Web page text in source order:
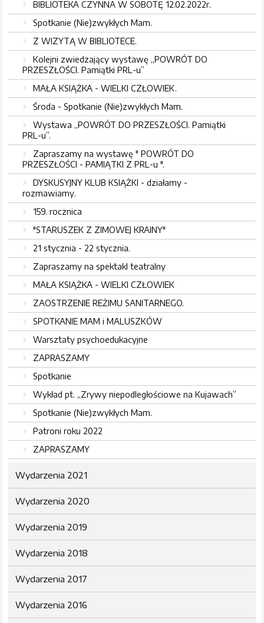
BIBLIOTEKA CZYNNA W SOBOTĘ 12.02.2022r.
Spotkanie (Nie)zwykłych Mam.
Z WIZYTĄ W BIBLIOTECE.
Kolejni zwiedzający wystawę „POWRÓT DO
PRZESZŁOŚCI. Pamiątki PRL-u”
MAŁA KSIĄŻKA - WIELKI CZŁOWIEK.
Środa - Spotkanie (Nie)zwykłych Mam.
Wystawa „POWRÓT DO PRZESZŁOŚCI. Pamiątki
PRL-u”.
Zapraszamy na wystawę " POWRÓT DO
PRZESZŁOŚCI - PAMIĄTKI Z PRL-u ".
DYSKUSYJNY KLUB KSIĄŻKI - działamy -
rozmawiamy.
159. rocznica
"STARUSZEK Z ZIMOWEJ KRAINY"
21 stycznia - 22 stycznia.
Zapraszamy na spektakl teatralny
MAŁA KSIĄŻKA - WIELKI CZŁOWIEK
ZAOSTRZENIE REŻIMU SANITARNEGO.
SPOTKANIE MAM i MALUSZKÓW
Warsztaty psychoedukacyjne
ZAPRASZAMY
Spotkanie
Wykład pt. „Zrywy niepodległościowe na Kujawach”
Spotkanie (Nie)zwykłych Mam.
Patroni roku 2022
ZAPRASZAMY
Wydarzenia 2021
Wydarzenia 2020
Wydarzenia 2019
Wydarzenia 2018
Wydarzenia 2017
Wydarzenia 2016